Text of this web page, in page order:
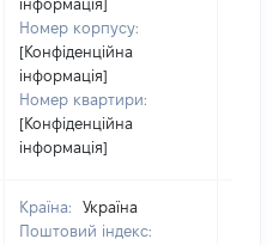
інформація]
Номер корпусу:
[Конфіденційна
інформація]
Номер квартири:
[Конфіденційна
інформація]
Країна:
Україна
Поштовий індекс: